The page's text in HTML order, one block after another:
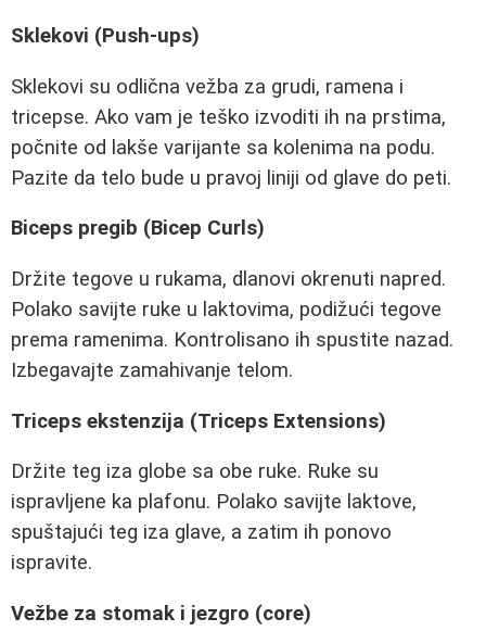
Sklekovi (Push-ups)
Sklekovi su odlična vežba za grudi, ramena i
tricepse. Ako vam je teško izvoditi ih na prstima,
počnite od lakše varijante sa kolenima na podu.
Pazite da telo bude u pravoj liniji od glave do peti.
Biceps pregib (Bicep Curls)
Držite tegove u rukama, dlanovi okrenuti napred.
Polako savijte ruke u laktovima, podižući tegove
prema ramenima. Kontrolisano ih spustite nazad.
Izbegavajte zamahivanje telom.
Triceps ekstenzija (Triceps Extensions)
Držite teg iza globe sa obe ruke. Ruke su
ispravljene ka plafonu. Polako savijte laktove,
spuštajući teg iza glave, a zatim ih ponovo
ispravite.
Vežbe za stomak i jezgro (core)